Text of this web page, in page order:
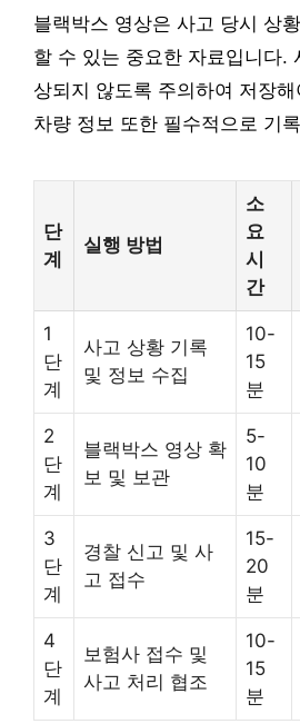
블랙박스 영상은 사고 당시 상
할 수 있는 중요한 자료입니다.
상되지 않도록 주의하여 저장
차량 정보 또한 필수적으로 기
단
계
실행 방법
소
요
시
간
1
단
계
사고 상황 기록
및 정보 수집
10-
15
분
2
단
계
블랙박스 영상 확
보 및 보관
5-
10
분
3
단
계
경찰 신고 및 사
고 접수
15-
20
분
4
단
계
보험사 접수 및
사고 처리 협조
10-
15
분